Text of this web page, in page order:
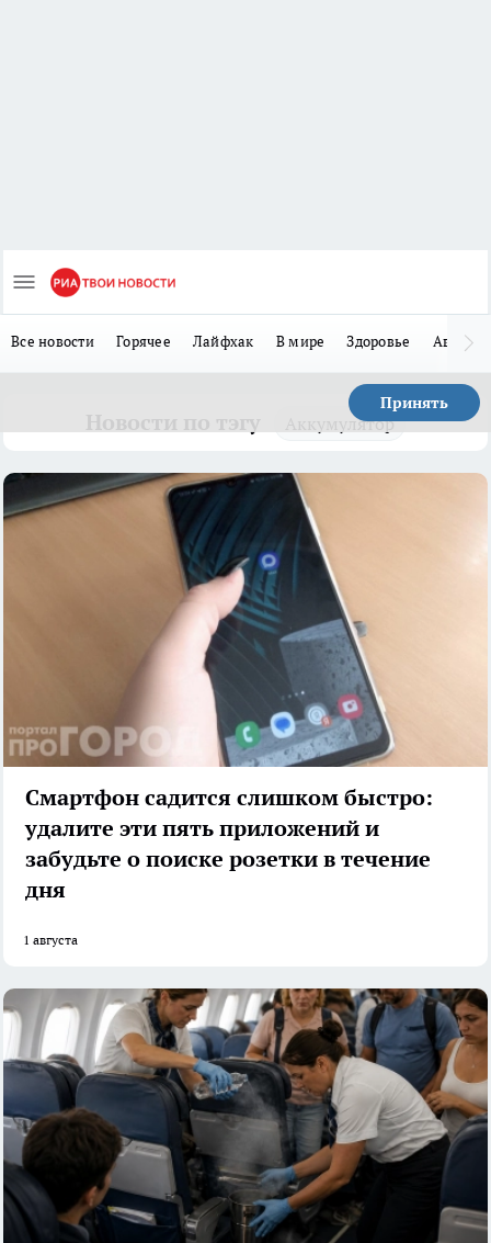
Все новости Горячее Лайфхак В мире Здоровье Авто
Принять
Аккумулятор
Смартфон садится слишком быстро:
удалите эти пять приложений и
забудьте о поиске розетки в течение
дня
1 августа